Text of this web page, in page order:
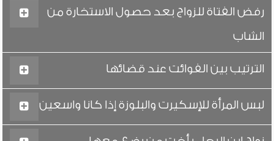
رفض الفتاة للزواج بعد حصول الاستخارة من
الشاب
الترتيب بين الفوائت عند قضائها
لبس المرأة للإسكيرت والبلوزة إذا كانا واسعين